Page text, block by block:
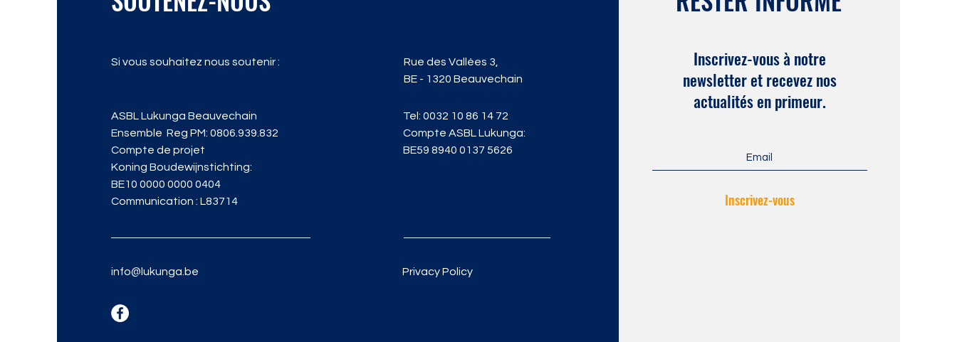
Si vous souhaitez nous soutenir :
ASBL Lukunga Beauvechain
Ensemble Reg PM: 0806.939.832
Compte de projet
Koning Boudewijnstichting:
BE10 0000 0000 0404
Communication : L83714
Rue des Vallées 3,
BE - 1320 Beauvechain
Tel: 0032 10 86 14 72
Compte ASBL Lukunga:
BE59 8940 0137 5626
info@lukunga.be Privacy Policy
Inscrivez-vous à notre
newsletter et recevez nos
actualités en primeur.
Inscrivez-vous